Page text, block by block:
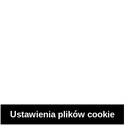
Ustawienia plików cookie